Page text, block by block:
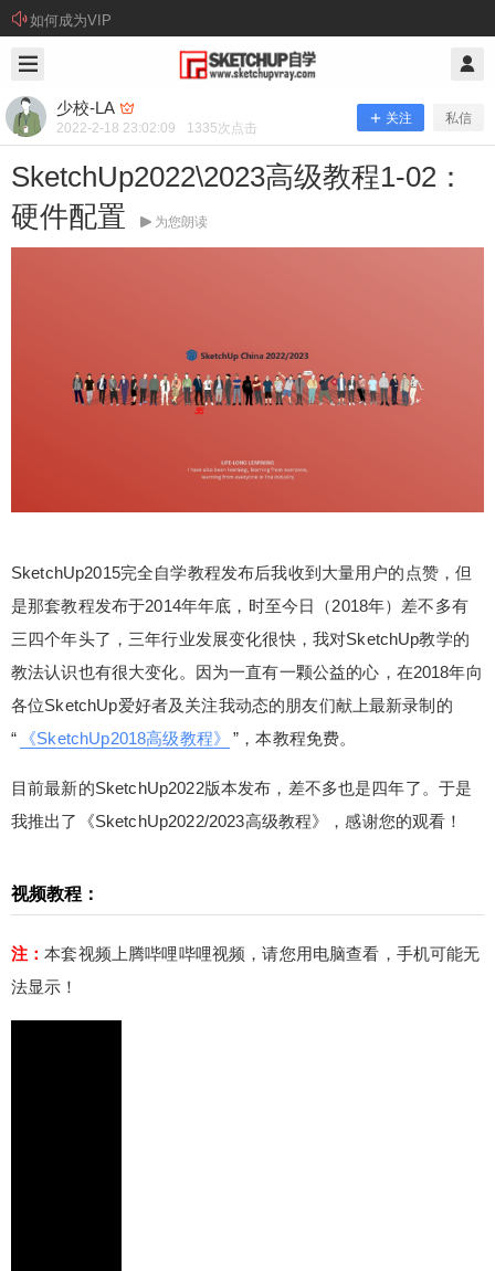
如何成为VIP
少校-LA
2022-2-18 23:02:09 1335次点击
关注 私信
SketchUp2022\2023高级教程1-02：
硬件配置
为您朗读
SketchUp2015完全自学教程发布后我收到大量用户的点赞，但
是那套教程发布于2014年年底，时至今日（2018年）差不多有
三四个年头了，三年行业发展变化很快，我对SketchUp教学的
教法认识也有很大变化。因为一直有一颗公益的心，在2018年向
各位SketchUp爱好者及关注我动态的朋友们献上最新录制的
“
《SketchUp2018高级教程》 ”，本教程免费。
目前最新的SketchUp2022版本发布，差不多也是四年了。于是
我推出了《SketchUp2022/2023高级教程》，感谢您的观看！
视频教程：
注：本套视频上腾哔哩哔哩视频，请您用电脑查看，手机可能无
法显示！
少校-LA @ SketchUp自学
SketchUp20223高级教程1-02：硬件配
SketchUp2015完全自学教程发布后我收到大量用户
的点赞，但是那套教程发布于2014年年底，时至今
展变化很快，我对SketchUp教学的教法认识也有很
位SketchUp爱好者及关注我动态的朋友们献上最新
录制的“《SketchUp2018高级教程》”，本教程免
费。 目前最新的SketchUp2022版本发布，差不多
也是四年了。于是我推出了《SketchUp2022/2023
高级教程》，感谢您的观看！ 视频教程： 注：本套
能无法显示！ 0 收藏
扫描二维码继续阅读